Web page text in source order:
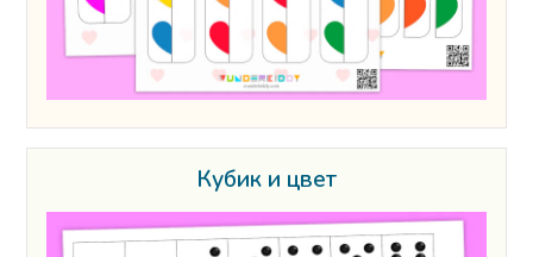
Кубик и цвет